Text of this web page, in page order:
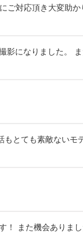
対応頂き大変助
になりました。 ま
とても素敵ない
また機会ありま